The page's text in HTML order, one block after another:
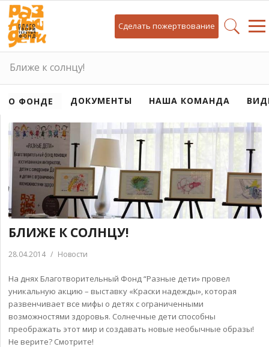
Сделать пожертвование
Ближе к солнцу!
О ФОНДЕ ДОКУМЕНТЫ НАША КОМАНДА
БЛИЖЕ К СОЛНЦУ!
28.04.2014 / Новости
На днях Благотворительный Фонд “Разные дети» провел
уникальную акцию – выставку «Краски надежды», которая
развенчивает все мифы о детях с ограниченными
возможностями здоровья. Солнечные дети способны
преображать этот мир и создавать новые необычные образы!
Не верите? Смотрите!